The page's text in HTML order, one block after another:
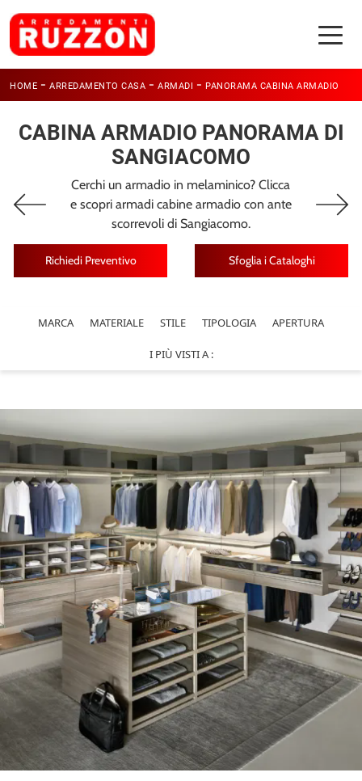
HOME - ARREDAMENTO CASA - ARMADI - PANORAMA CABINA ARMADIO
CABINA ARMADIO PANORAMA DI
SANGIACOMO
Cerchi un armadio in melaminico? Clicca
e scopri armadi cabine armadio con ante
scorrevoli di Sangiacomo.
Richiedi Preventivo Sfoglia i Cataloghi
MARCA MATERIALE STILE TIPOLOGIA APERTURA
I PIÙ VISTI A :